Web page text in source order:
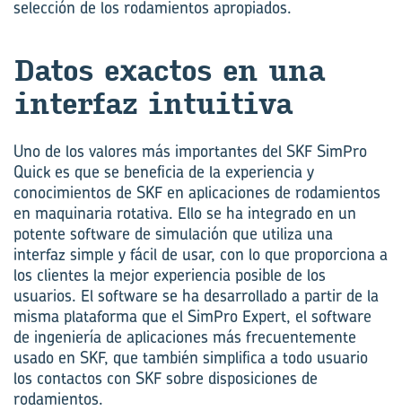
selección de los rodamientos apropiados.
Datos exac­tos en una
in­ter­faz in­tui­ti­va
Uno de los valores más importantes del SKF SimPro
Quick es que se beneficia de la experiencia y
conocimientos de SKF en aplicaciones de rodamientos
en maquinaria rotativa. Ello se ha integrado en un
potente software de simulación que utiliza una
interfaz simple y fácil de usar, con lo que proporciona a
los clientes la mejor experiencia posible de los
usuarios. El software se ha desarrollado a partir de la
misma plataforma que el SimPro Expert, el software
de ingeniería de aplicaciones más frecuentemente
usado en SKF, que también simplifica a todo usuario
los contactos con SKF sobre disposiciones de
rodamientos.